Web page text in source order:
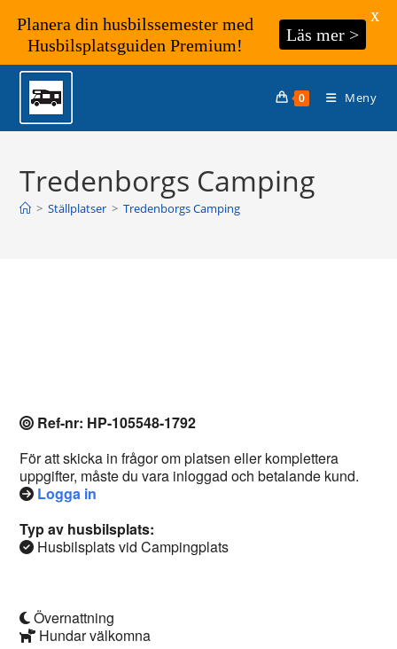
Hoppa
innehållet
0 Meny
Tredenborgs Camping
> Ställplatser > Tredenborgs Camping
Ref-nr: HP-105548-1792
För att skicka in frågor om platsen eller komplettera
uppgifter, måste du vara inloggad och betalande kund.
Logga in
Typ av husbilsplats:
Husbilsplats vid Campingplats
Övernattning
Hundar välkomna
Planera din husbilssemester med
Husbilsplatsguiden Premium!
Läs mer >
X